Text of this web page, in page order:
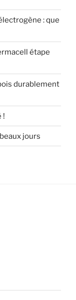
: que
étape
durablement
!
jours